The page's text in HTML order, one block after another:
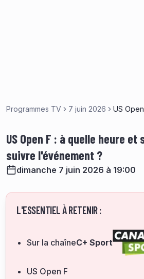
Programmes TV 7 juin 2026 US
US Open F : à quelle heure
suivre l'événement ?
dimanche 7 juin 2026 à 19:00
L'ESSENTIEL À RETENIR :
Sur la chaîneC+ Sport
US Open F